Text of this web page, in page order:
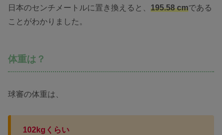
日本のセンチメートルに置き換えると、 195.58 cmである
ことがわかりました。
体重は？
球審の体重は、
102kgくらい